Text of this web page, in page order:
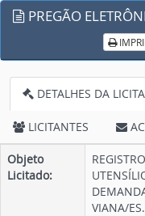
PREGÃO
DETALHES DA
LICITANTES
Objeto
Licitado:
VIANA/ES.